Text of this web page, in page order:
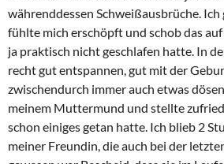
währenddessen Schweißausbrüche. Ich
fühlte mich erschöpft und schob das
ja praktisch nicht geschlafen hatte. In
recht gut entspannen, gut mit der
zwischendurch immer auch etwas
meinem Muttermund und stellte
schon einiges getan hatte. Ich blieb 2
meiner Freundin, die auch bei der